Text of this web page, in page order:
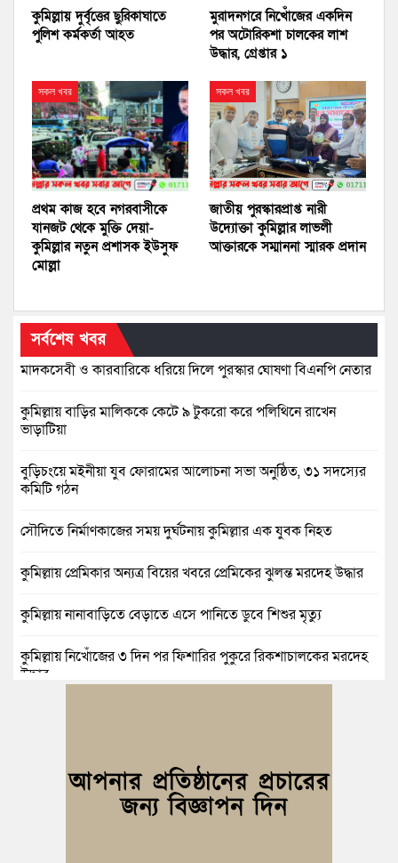
কুমিল্লায় দুর্বৃত্তের ছুরিকাঘাতে
পুলিশ কর্মকর্তা আহত
মুরাদনগরে নিখোঁজের একদিন
পর অটোরিকশা চালকের লাশ
উদ্ধার, গ্রেপ্তার ১
সকল খবর
প্রথম কাজ হবে নগরবাসীকে
যানজট থেকে মুক্তি দেয়া-
কুমিল্লার নতুন প্রশাসক ইউসুফ
মোল্লা
সকল খবর
জাতীয় পুরস্কারপ্রাপ্ত নারী
উদ্যোক্তা কুমিল্লার লাভলী
আক্তারকে সম্মাননা স্মারক প্রদান
সর্বশেষ খবর
মাদকসেবী ও কারবারিকে ধরিয়ে দিলে পুরস্কার ঘোষণা বিএনপি নেতার
কুমিল্লায় বাড়ির মালিককে কেটে ৯ টুকরো করে পলিথিনে রাখেন
ভাড়াটিয়া
বুড়িচংয়ে মইনীয়া যুব ফোরামের আলোচনা সভা অনুষ্ঠিত, ৩১ সদস্যের
কমিটি গঠন
সৌদিতে নির্মাণকাজের সময় দুর্ঘটনায় কুমিল্লার এক যুবক নিহত
কুমিল্লায় প্রেমিকার অন্যত্র বিয়ের খবরে প্রেমিকের ঝুলন্ত মরদেহ উদ্ধার
কুমিল্লায় নানাবাড়িতে বেড়াতে এসে পানিতে ডুবে শিশুর মৃত্যু
কুমিল্লায় নিখোঁজের ৩ দিন পর ফিশারির পুকুরে রিকশাচালকের মরদেহ
উদ্ধার
বুড়িচংয়ে জুলাই ও গণঅভ্যুত্থান দিবস উপলক্ষে ১১ দলীয় জোটের র‍্যালি
ও আলোচনা সভা